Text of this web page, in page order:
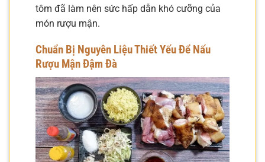
tôm đã làm nên sức hấp dẫn khó cưỡng của
món rượu mận.
Chuẩn Bị Nguyên Liệu Thiết Yếu Để Nấu
Rượu Mận Đậm Đà